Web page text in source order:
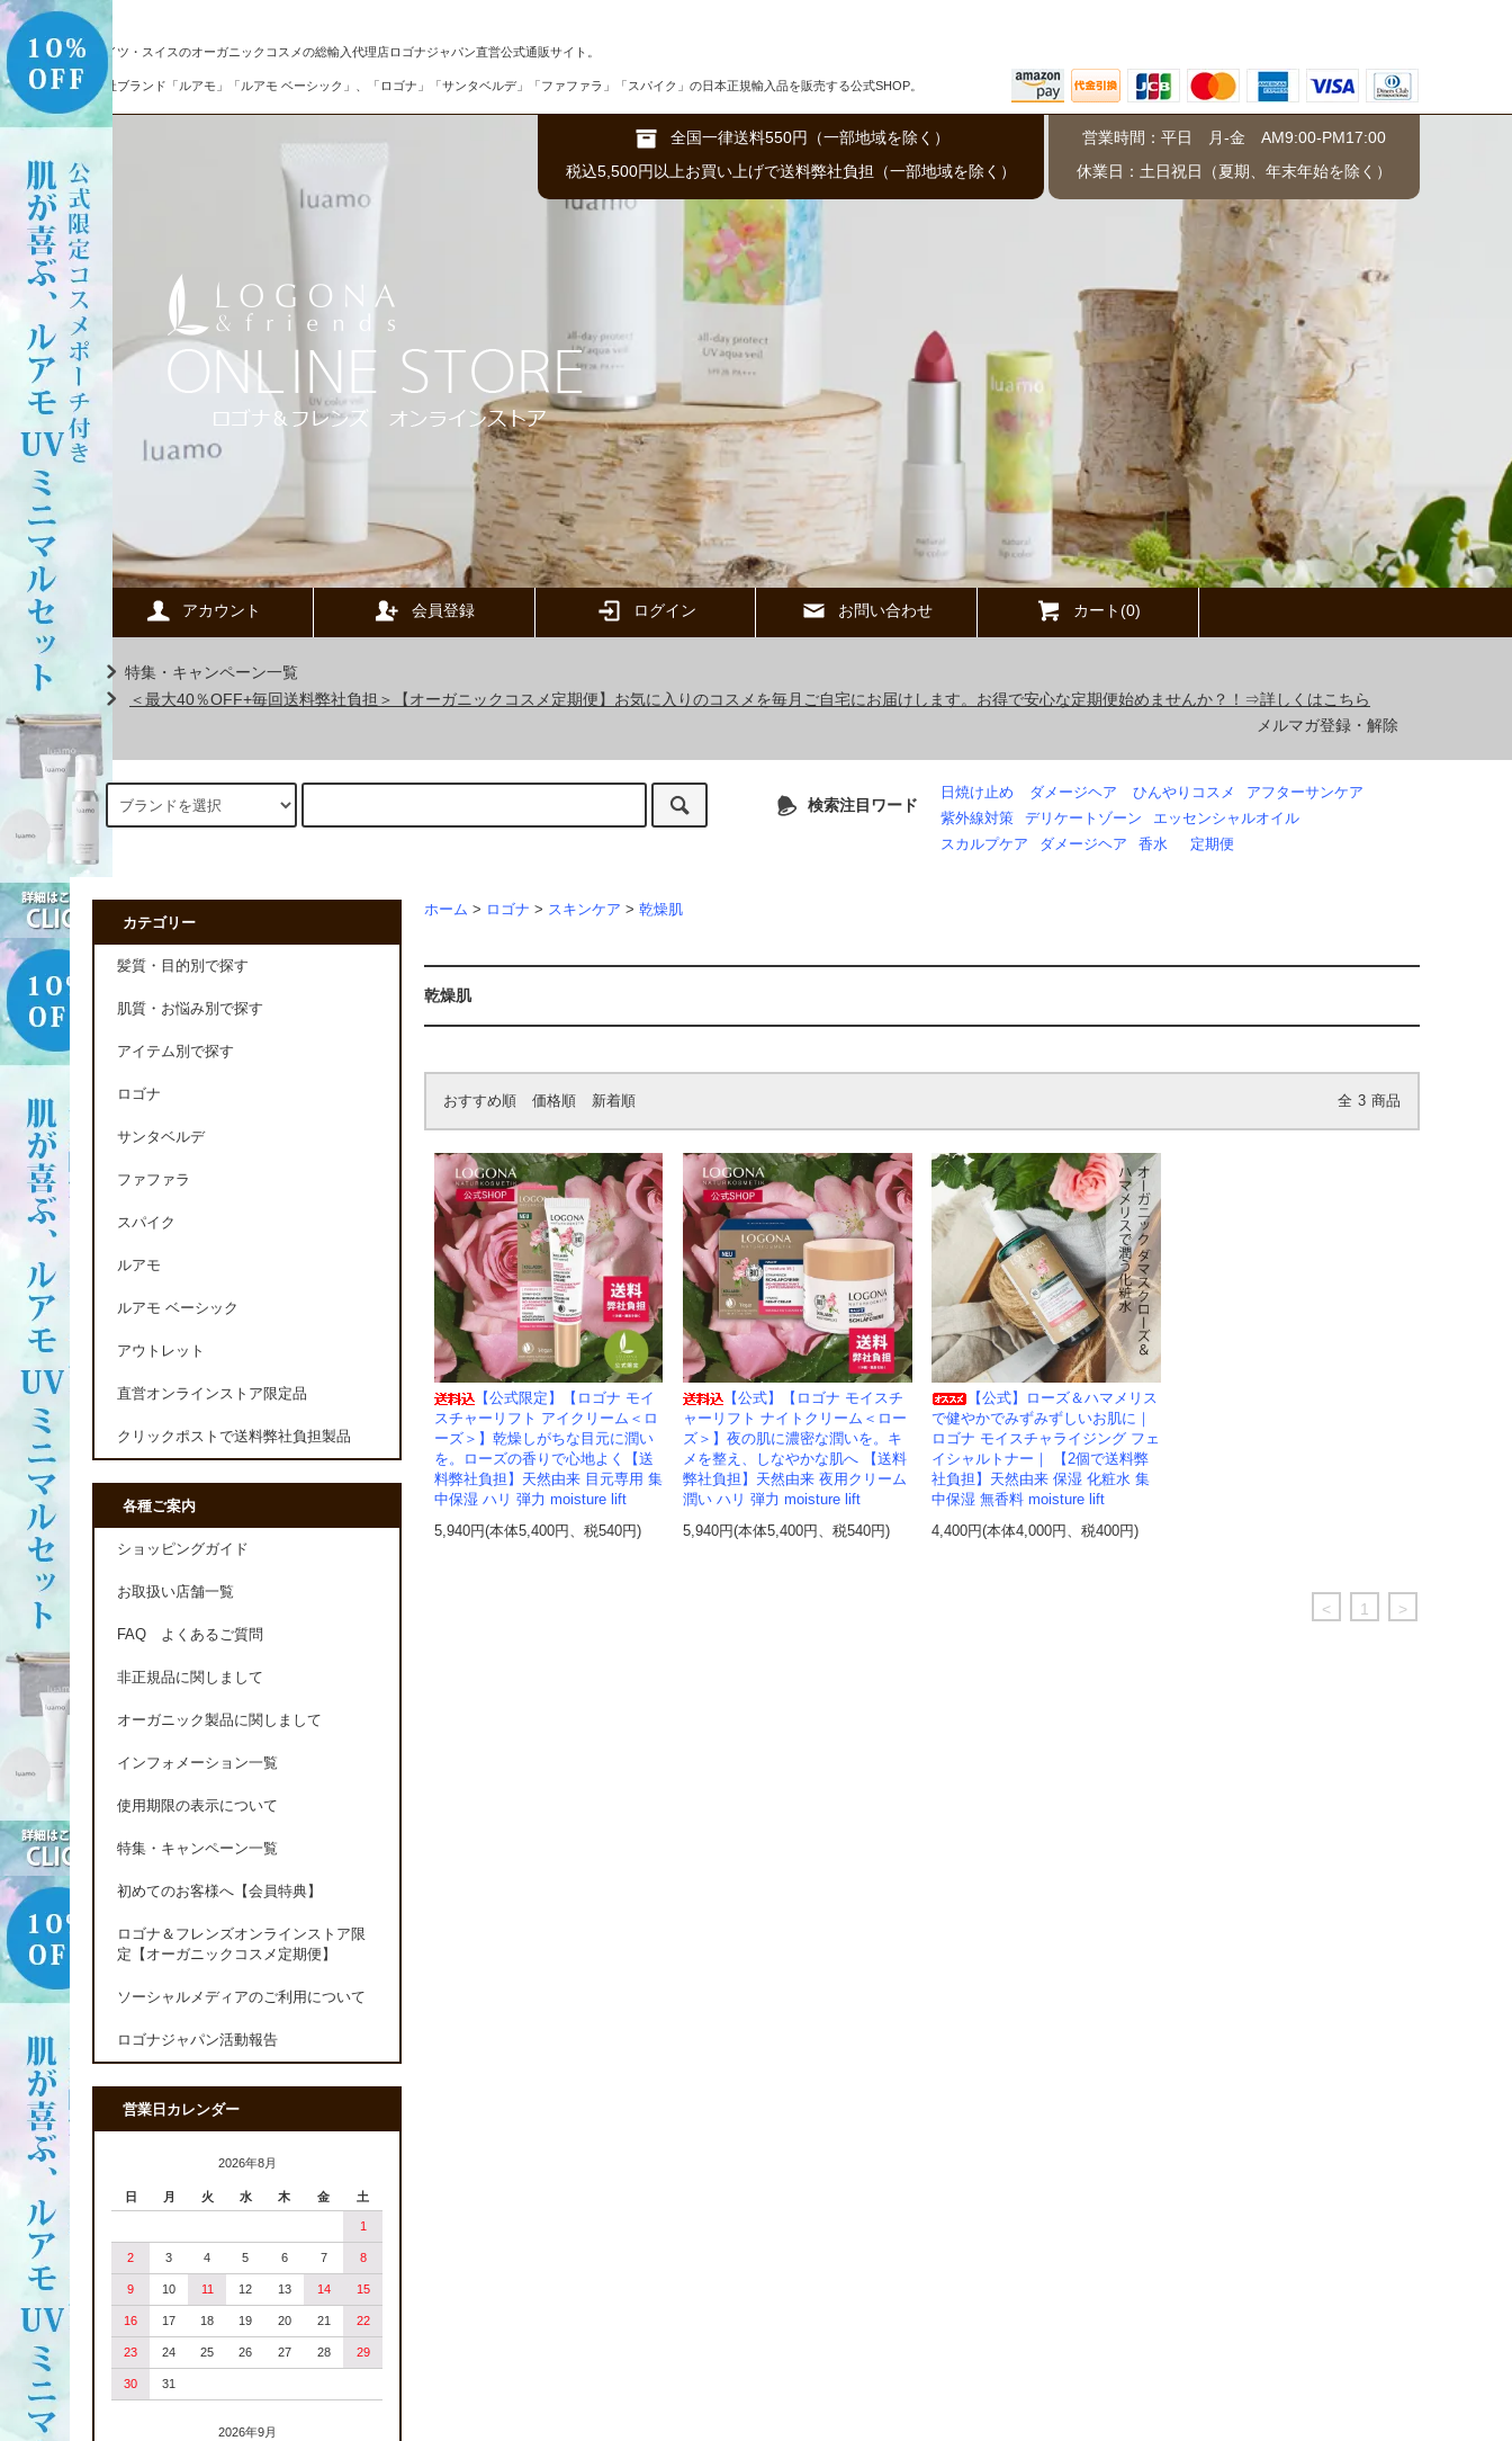
ドイツ・スイスのオーガニックコスメの総輸入代理店ロゴナジャパン直営公式通販サイト。
自社ブランド「ルアモ」「ルアモ ベーシック」、「ロゴナ」「サンタベルデ」「ファファラ」「スパイク」の日本正規輸入品を販売する公式SHOP。
全国一律送料550円（一部地域を除く）
税込5,500円以上お買い上げで送料弊社負担（一部地域を除く）
営業時間：平日 月-金 AM9:00-PM17:00
休業日：土日祝日（夏期、年末年始を除く）
アカウント 会員登録 ログイン お問い合わせ カート(0)
特集・キャンペーン一覧
＜最大40％OFF+毎回送料弊社負担＞【オーガニックコスメ定期便】お気に入りのコスメを毎月ご自宅にお届けします。お得で安心な定期便始めませんか？！⇒詳しくはこちら
メルマガ登録・解除
検索注目ワード
日焼け止め ダメージヘア ひんやりコスメ
アフターサンケア
紫外線対策
デリケートゾーン
エッセンシャルオイル
スカルプケア
ダメージヘア 香水 定期便
ホーム > ロゴナ > スキンケア > 乾燥肌
乾燥肌
おすすめ順 価格順 新着順 全 3 商品
【公式限定】【ロゴナ モイ
スチャーリフト アイクリーム＜ロ
ーズ＞】乾燥しがちな目元に潤い
を。ローズの香りで心地よく【送
料弊社負担】天然由来 目元専用 集
中保湿 ハリ 弾力 moisture lift
5,940円(本体5,400円、税540円)
【公式】【ロゴナ モイスチ
ャーリフト ナイトクリーム＜ロー
ズ＞】夜の肌に濃密な潤いを。キ
メを整え、しなやかな肌へ 【送料
弊社負担】天然由来 夜用クリーム
潤い ハリ 弾力 moisture lift
5,940円(本体5,400円、税540円)
【公式】ローズ＆ハマメリス
で健やかでみずみずしいお肌に｜
ロゴナ モイスチャライジング フェ
イシャルトナー｜ 【2個で送料弊
社負担】天然由来 保湿 化粧水 集
中保湿 無香料 moisture lift
4,400円(本体4,000円、税400円)
< 1 >
カテゴリー
髪質・目的別で探す
肌質・お悩み別で探す
アイテム別で探す
ロゴナ
サンタベルデ
ファファラ
スパイク
ルアモ
ルアモ ベーシック
アウトレット
直営オンラインストア限定品
クリックポストで送料弊社負担製品
各種ご案内
ショッピングガイド
お取扱い店舗一覧
FAQ よくあるご質問
非正規品に関しまして
オーガニック製品に関しまして
インフォメーション一覧
使用期限の表示について
特集・キャンペーン一覧
初めてのお客様へ【会員特典】
ロゴナ＆フレンズオンラインストア限
定【オーガニックコスメ定期便】
ソーシャルメディアのご利用について
ロゴナジャパン活動報告
営業日カレンダー
2026年8月
日 月 火 水 木 金 土
1
2 3 4 5 6 7 8
9 10 11 12 13 14 15
16 17 18 19 20 21 22
23 24 25 26 27 28 29
30 31
2026年9月